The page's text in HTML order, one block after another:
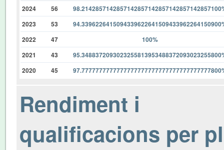
2024
56
2023
53
2022
47
100%
2021
43
2020
45
Rendiment i
qualificacions per